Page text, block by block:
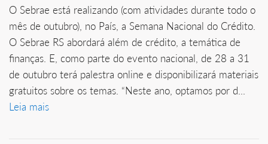
O Sebrae está realizando (com atividades durante todo o
mês de outubro), no País, a Semana Nacional do Crédito.
O Sebrae RS abordará além de crédito, a temática de
finanças. E, como parte do evento nacional, de 28 a 31
de outubro terá palestra online e disponibilizará materiais
gratuitos sobre os temas. “Neste ano, optamos por d...
Leia mais